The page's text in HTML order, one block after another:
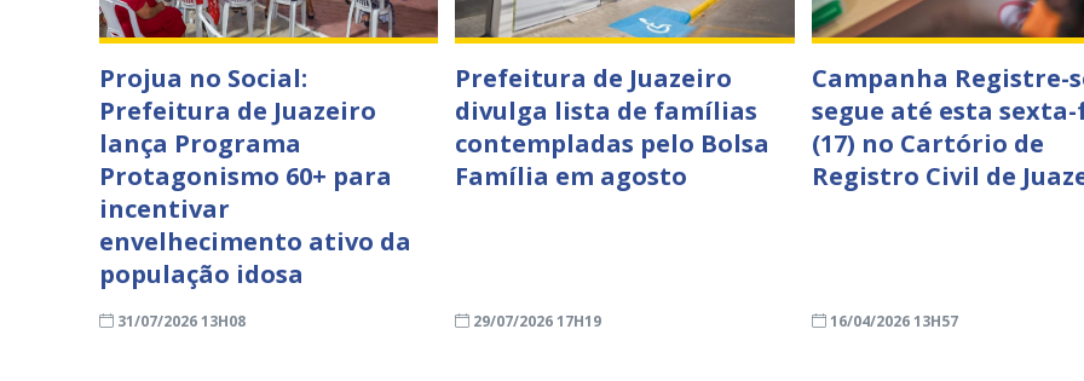
Projua no Social:
Prefeitura de Juazeiro
lança Programa
Protagonismo 60+ para
incentivar
envelhecimento ativo da
população idosa
31/07/2026 13H08
Prefeitura de Juazeiro
divulga lista de famílias
contempladas pelo Bolsa
Família em agosto
29/07/2026 17H19
Campanha Registre-
segue até esta
(17) no Cartório de
Registro Civil de
16/04/2026 13H57